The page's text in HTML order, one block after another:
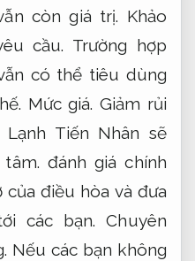
còn giá trị. Khảo
cầu. Trường hợp
có thể tiêu dùng
Mức giá. Giảm rủi
Tiến Nhân sẽ
đánh giá chính
điều hòa và đưa
các bạn.Chuyên
Nếu các bạn không